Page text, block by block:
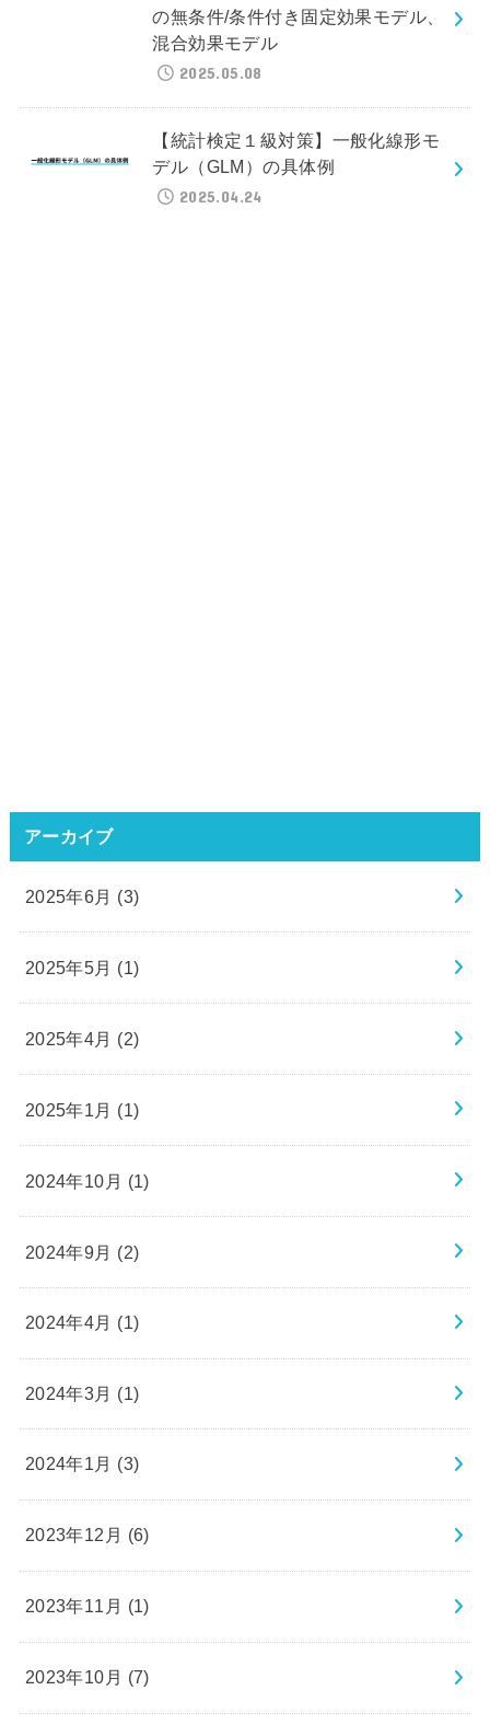
の無条件/条件付き固定効果モデル、
混合効果モデル
2025.05.08
【統計検定１級対策】一般化線形モ
デル（GLM）の具体例
2025.04.24
アーカイブ
2025年6月 (3)
2025年5月 (1)
2025年4月 (2)
2025年1月 (1)
2024年10月 (1)
2024年9月 (2)
2024年4月 (1)
2024年3月 (1)
2024年1月 (3)
2023年12月 (6)
2023年11月 (1)
2023年10月 (7)